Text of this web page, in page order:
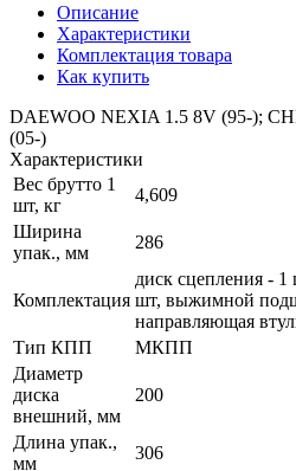
Описание
Характеристики
Комплектация товара
Как купить
DAEWOO NEXIA 1.5 8V (95-);
(05-)
Характеристики
Вес брутто 1
шт, кг
4,609
Ширина
упак., мм
286
Комплектация
диск сцепления - 1
шт, выжимной
направляющая
Тип КПП
МКПП
Диаметр
диска
внешний, мм
200
Длина упак.,
мм
306